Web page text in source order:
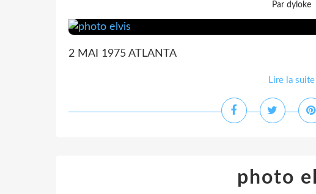
Par dyloke
2 MAI 1975 ATLANTA
Lire la suite
photo